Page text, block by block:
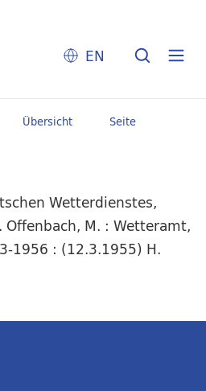
EN
Übersicht Seite
Wetterdienstes,
M. : Wetteramt,
1956 : (12.3.1955) H.